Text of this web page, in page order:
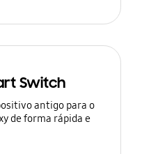
Switch
antigo para o
de forma rápida e